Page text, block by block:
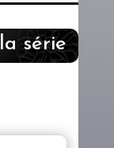
série